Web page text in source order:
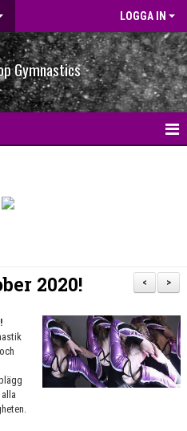
LOGGA IN
Gymnastics
>
<
2020!